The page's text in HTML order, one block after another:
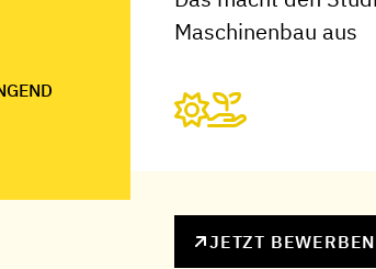
Maschinenbau aus
JETZT BEWERBEN